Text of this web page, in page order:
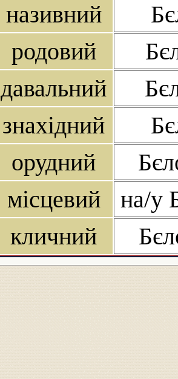
називний
родовий
давальний
знахідний
орудний
місцевий
на/у
кличний